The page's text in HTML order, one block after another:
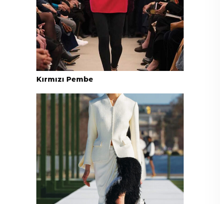
Kırmızı Pembe